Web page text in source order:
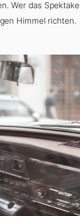
Wer das
Himmel richten.